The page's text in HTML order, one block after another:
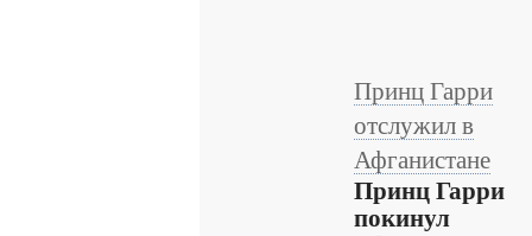
Принц Гарри
отслужил в
Афганистане
Принц Гарри
покинул